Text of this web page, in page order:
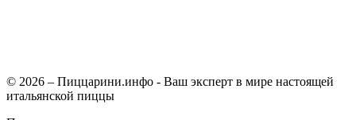
© 2026 – Пиццарини.инфо - Ваш эксперт в мире настоящей
итальянской пиццы